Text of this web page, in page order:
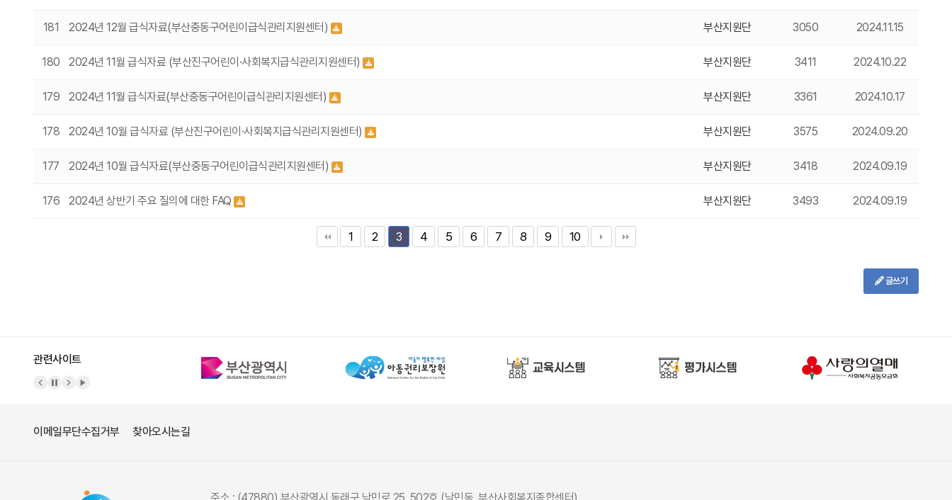
181 2024년 12월 급식자료(부산중동구어린이급식관리지원센터) 부산지원단 3050 2024.11.15
180 2024년 11월 급식자료 (부산진구어린이·사회복지급식관리지원센터) 부산지원단 3411 2024.10.22
179 2024년 11월 급식자료(부산중동구어린이급식관리지원센터) 부산지원단 3361 2024.10.17
178 2024년 10월 급식자료 (부산진구어린이·사회복지급식관리지원센터) 부산지원단 3575 2024.09.20
177 2024년 10월 급식자료(부산중동구어린이급식관리지원센터) 부산지원단 3418 2024.09.19
176 2024년 상반기 주요 질의에 대한 FAQ 부산지원단 3493 2024.09.19
1 2 3 4 5 6 7 8 9 10
글쓰기
관련사이트
이메일무단수집거부 찾아오시는길